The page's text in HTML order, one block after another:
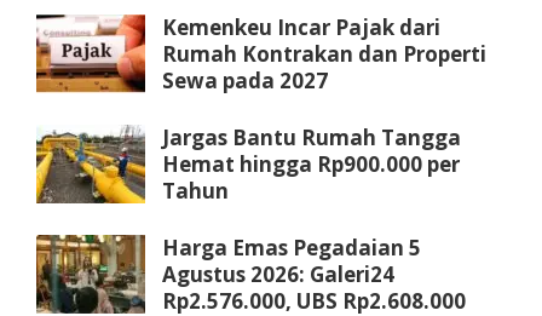
Kemenkeu Incar Pajak dari
Rumah Kontrakan dan Properti
Sewa pada 2027
Jargas Bantu Rumah Tangga
Hemat hingga Rp900.000 per
Tahun
Harga Emas Pegadaian 5
Agustus 2026: Galeri24
Rp2.576.000, UBS Rp2.608.000